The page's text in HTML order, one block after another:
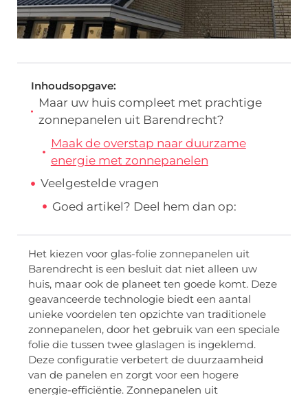
Inhoudsopgave:
Maar uw huis compleet met prachtige
zonnepanelen uit Barendrecht?
Maak de overstap naar duurzame
energie met zonnepanelen
Veelgestelde vragen
Goed artikel? Deel hem dan op:
Het kiezen voor glas-folie zonnepanelen uit
Barendrecht is een besluit dat niet alleen uw
huis, maar ook de planeet ten goede komt. Deze
geavanceerde technologie biedt een aantal
unieke voordelen ten opzichte van traditionele
zonnepanelen, door het gebruik van een speciale
folie die tussen twee glaslagen is ingeklemd.
Deze configuratie verbetert de duurzaamheid
van de panelen en zorgt voor een hogere
energie-efficiëntie. Zonnepanelen uit